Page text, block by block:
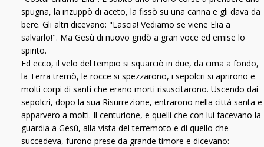
spugna, la inzuppò di aceto, la fissò su una canna e gli dava da
bere. Gli altri dicevano: "Lascia! Vediamo se viene Elia a
salvarlo!". Ma Gesù di nuovo gridò a gran voce ed emise lo
spirito.
Ed ecco, il velo del tempio si squarciò in due, da cima a fondo,
la Terra tremò, le rocce si spezzarono, i sepolcri si aprirono e
molti corpi di santi che erano morti risuscitarono. Uscendo dai
sepolcri, dopo la sua Risurrezione, entrarono nella città santa e
apparvero a molti. Il centurione, e quelli che con lui facevano la
guardia a Gesù, alla vista del terremoto e di quello che
succedeva, furono prese da grande timore e dicevano: